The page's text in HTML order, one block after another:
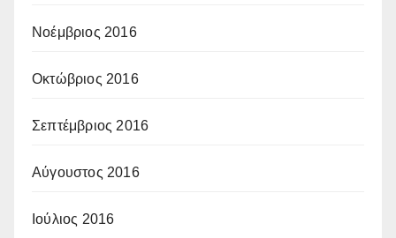
Νοέμβριος 2016
Οκτώβριος 2016
Σεπτέμβριος 2016
Αύγουστος 2016
Ιούλιος 2016